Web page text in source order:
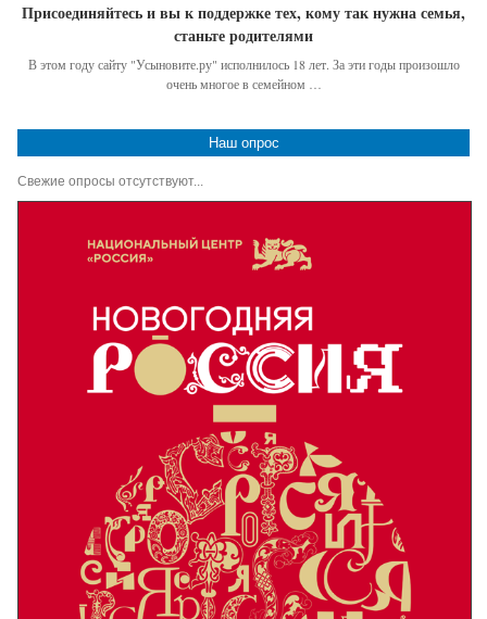
Присоединяйтесь и вы к поддержке тех, кому так нужна семья,
станьте родителями
В этом году сайту "Усыновите.ру" исполнилось 18 лет. За эти годы произошло
очень многое в семейном …
Наш опрос
Свежие опросы отсутствуют...